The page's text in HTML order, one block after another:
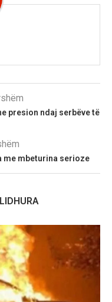
presion ndaj serbëve të
me mbeturina serioze